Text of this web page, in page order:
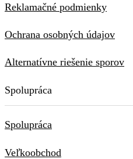
Reklamačné podmienky
Ochrana osobných údajov
Alternatívne riešenie sporov
Spolupráca
Spolupráca
Veľkoobchod